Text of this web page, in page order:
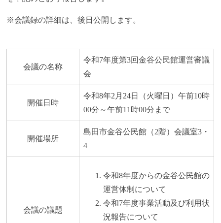
※会議録の詳細は、後日公開します。
会議の名称
令和7年度第3回金谷公民館運営審議
会
開催日時
令和8年2月24日（火曜日）午前10時
00分～午前11時00分まで
開催場所
島田市金谷公民館（2階）会議室3・
4
会議の議題
令和8年度からの金谷公民館の
運営体制について
令和7年度事業活動及び利用状
況報告について